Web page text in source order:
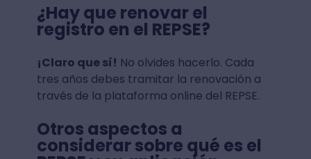
¿Hay que renovar el
registro en el REPSE?
¡Claro que sí! No olvides hacerlo. Cada
tres años debes tramitar la renovación a
través de la plataforma online del REPSE.
Otros aspectos a
considerar sobre qué es el